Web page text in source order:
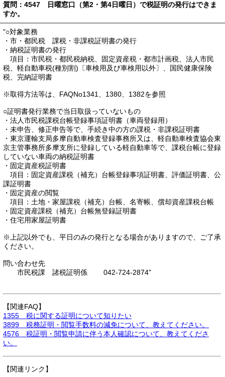
質問：4547 日曜窓口（第2・第4日曜日）で税証明の発行はできま
すか。
"○対象業務
・市・都民税 課税・非課税証明書の発行
・納税証明書の発行
項目：市民税・都民税納税、固定資産税・都市計画税、法人市民
税、軽自動車税(種別割)〔車検用及び車検用以外〕、国民健康保険
税、完納証明書
※取得方法等は、FAQNo1341、1380、1382を参照
○証明書発行業務で当日取扱っていないもの
・法人市民税課税台帳登録事項証明書（車両登録用）
・未申告、修正申告等で、手続き中の方の課税・非課税証明書
・東京運輸支局多摩自動車検査登録事務所又は、軽自動車検査協会東
京主管事務所多摩支所に登録している軽自動車等で、課税台帳に登録
していない車両の納税証明書
・固定資産税証明書
項目：固定資産課税（補充）台帳登録事項証明書、評価証明書、公
課証明書
・固定資産の閲覧
項目：土地・家屋課税（補充）台帳、名寄帳、償却資産課税台帳
・固定資産課税（補充）台帳無登録証明書
・住宅用家屋証明書
※上記以外でも、平日のみの発行となる場合がありますので、ご了承
ください。
問い合わせ先
市民税課 諸税証明係 042-724-2874"
【関連FAQ】
1355 税に関する証明について知りたい
3899 税務証明・閲覧手数料の減免について、教えてください。
4576 税証明・閲覧申請に伴う本人確認について、教えてくださ
い。
【関連リンク】